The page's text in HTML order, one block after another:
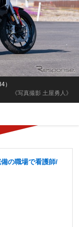
《写真撮影 土屋勇人》
）
の職場で看護師/